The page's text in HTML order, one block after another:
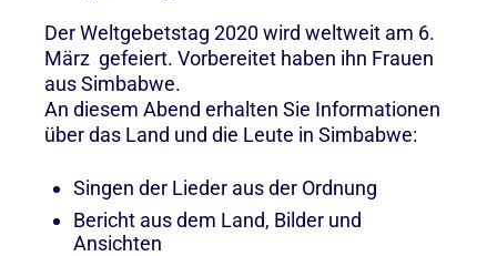
Der Weltgebetstag 2020 wird weltweit am 6.
März gefeiert. Vorbereitet haben ihn Frauen
aus Simbabwe.
An diesem Abend erhalten Sie Informationen
über das Land und die Leute in Simbabwe:
Singen der Lieder aus der Ordnung
Bericht aus dem Land, Bilder und
Ansichten